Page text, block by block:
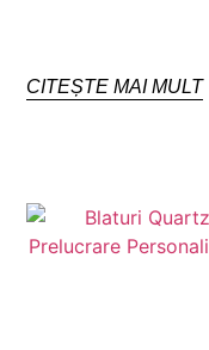
CITEȘTE MAI MULT